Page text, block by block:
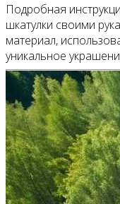
Подробная
шкатулки своими
материал,
уникальное